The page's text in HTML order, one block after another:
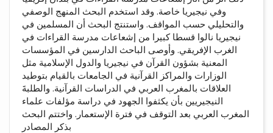
وفي نيجيريا خاصة. وقد استخدم البحث المنهج الوصفي
والتحليلي حسب المواقف. واستنتج البحث أن المسلمين في
نيجيريا نالوا قسطا كبيرا من إشعاعات مدرسة القراءات في
الغرب الإفريقي. وأوصى الباحث الدارسين في المؤسسات
المعنية بشؤون القرآن في نيجيريا والدول الإسلامية مثل
الوزارات والمراكز القرآنية في الجامعات بالقيام بتوطيد
العلاقات بالمغرب العربي في الدراسات القرآنية. والطلبةَ
النيجيريين بأن يكثفوا الجهود في دراسة مؤلفات علماء
المغرب العربي بعد التوقف في فترة الإستعمار. واختتم البحث
بذكر المصادر